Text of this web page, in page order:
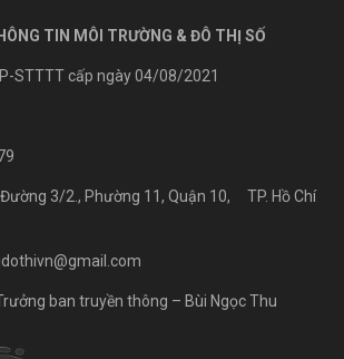
TIN MÔI TRƯỜNG & ĐÔ THỊ SỐ
STTTT cấp ngày 04/08/2021
3/2., Phường 11, Quận 10, TP. Hồ Chí
ban truyền thông – Bùi Ngọc Thu